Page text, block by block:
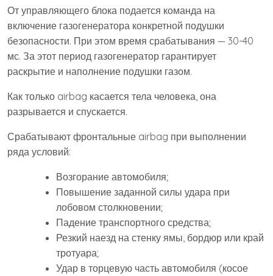
От управляющего блока подается команда на
включение газогенератора конкретной подушки
безопасности. При этом время срабатывания — 30-40
мс. За этот период газогенератор гарантирует
раскрытие и наполнение подушки газом.
Как только airbag касается тела человека, она
разрывается и спускается.
Срабатывают фронтальные airbag при выполнении
ряда условий:
Возгорание автомобиля;
Повышение заданной силы удара при
лобовом столкновении;
Падение транспортного средства;
Резкий наезд на стенку ямы, бордюр или край
тротуара;
Удар в торцевую часть автомобиля (косое